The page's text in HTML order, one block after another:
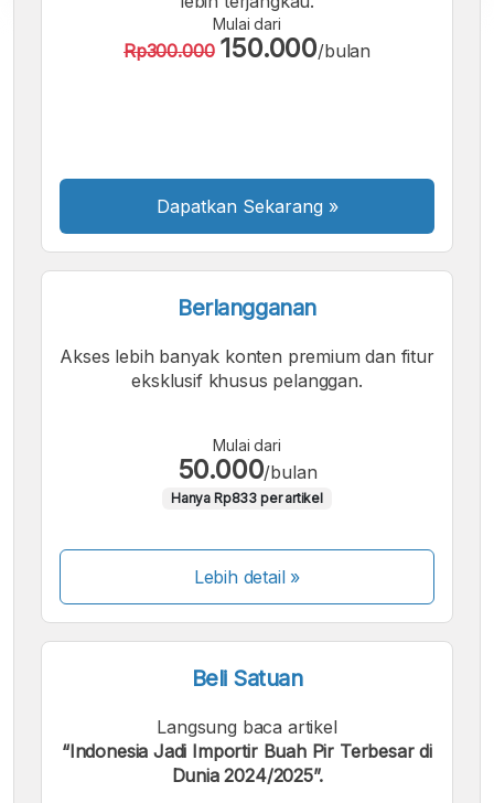
Font
A
Font
A
Font
Mulai dari
Rp300.000 150.000/bulan
Dapatkan Sekarang »
Berlangganan
Akses lebih banyak konten premium dan fitur
eksklusif khusus pelanggan.
Mulai dari
50.000/bulan
Hanya Rp833 per artikel
Lebih detail »
Beli Satuan
Langsung baca artikel
“Indonesia Jadi Importir Buah Pir Terbesar di
Dunia 2024/2025”.